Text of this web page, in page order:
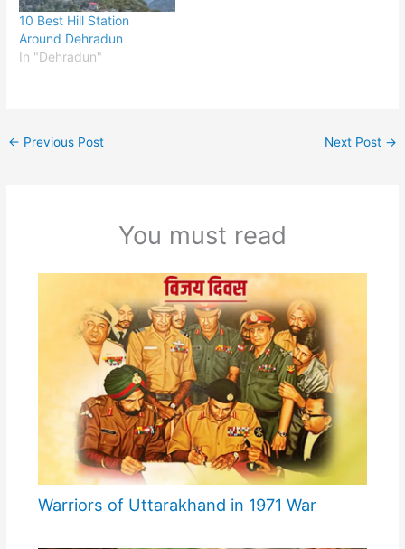
10 Best Hill Station
Around Dehradun
In "Dehradun"
← Previous Post Next Post →
You must read
Warriors of Uttarakhand in 1971 War